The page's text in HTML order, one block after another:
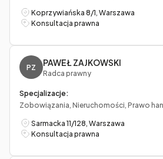
Koprzywiańska 8/1, Warszawa
Konsultacja prawna
PZ PAWEŁ ZAJKOWSKI
Radca prawny
Specjalizacje:
Zobowiązania, Nieruchomości, Prawo
Sarmacka 11/128, Warszawa
Konsultacja prawna